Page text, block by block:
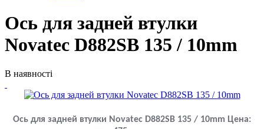
Ось для задней втулки
Novatec D882SB 135 / 10mm
В наявності
Ось для задней втулки Novatec D882SB 135 / 10mm Цена: